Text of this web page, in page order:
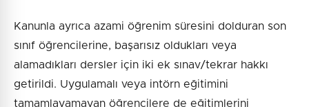
Kanunla ayrıca azami öğrenim süresini dolduran son
sınıf öğrencilerine, başarısız oldukları veya
alamadıkları dersler için iki ek sınav/tekrar hakkı
getirildi. Uygulamalı veya intörn eğitimini
tamamlayamayan öğrencilere de eğitimlerini